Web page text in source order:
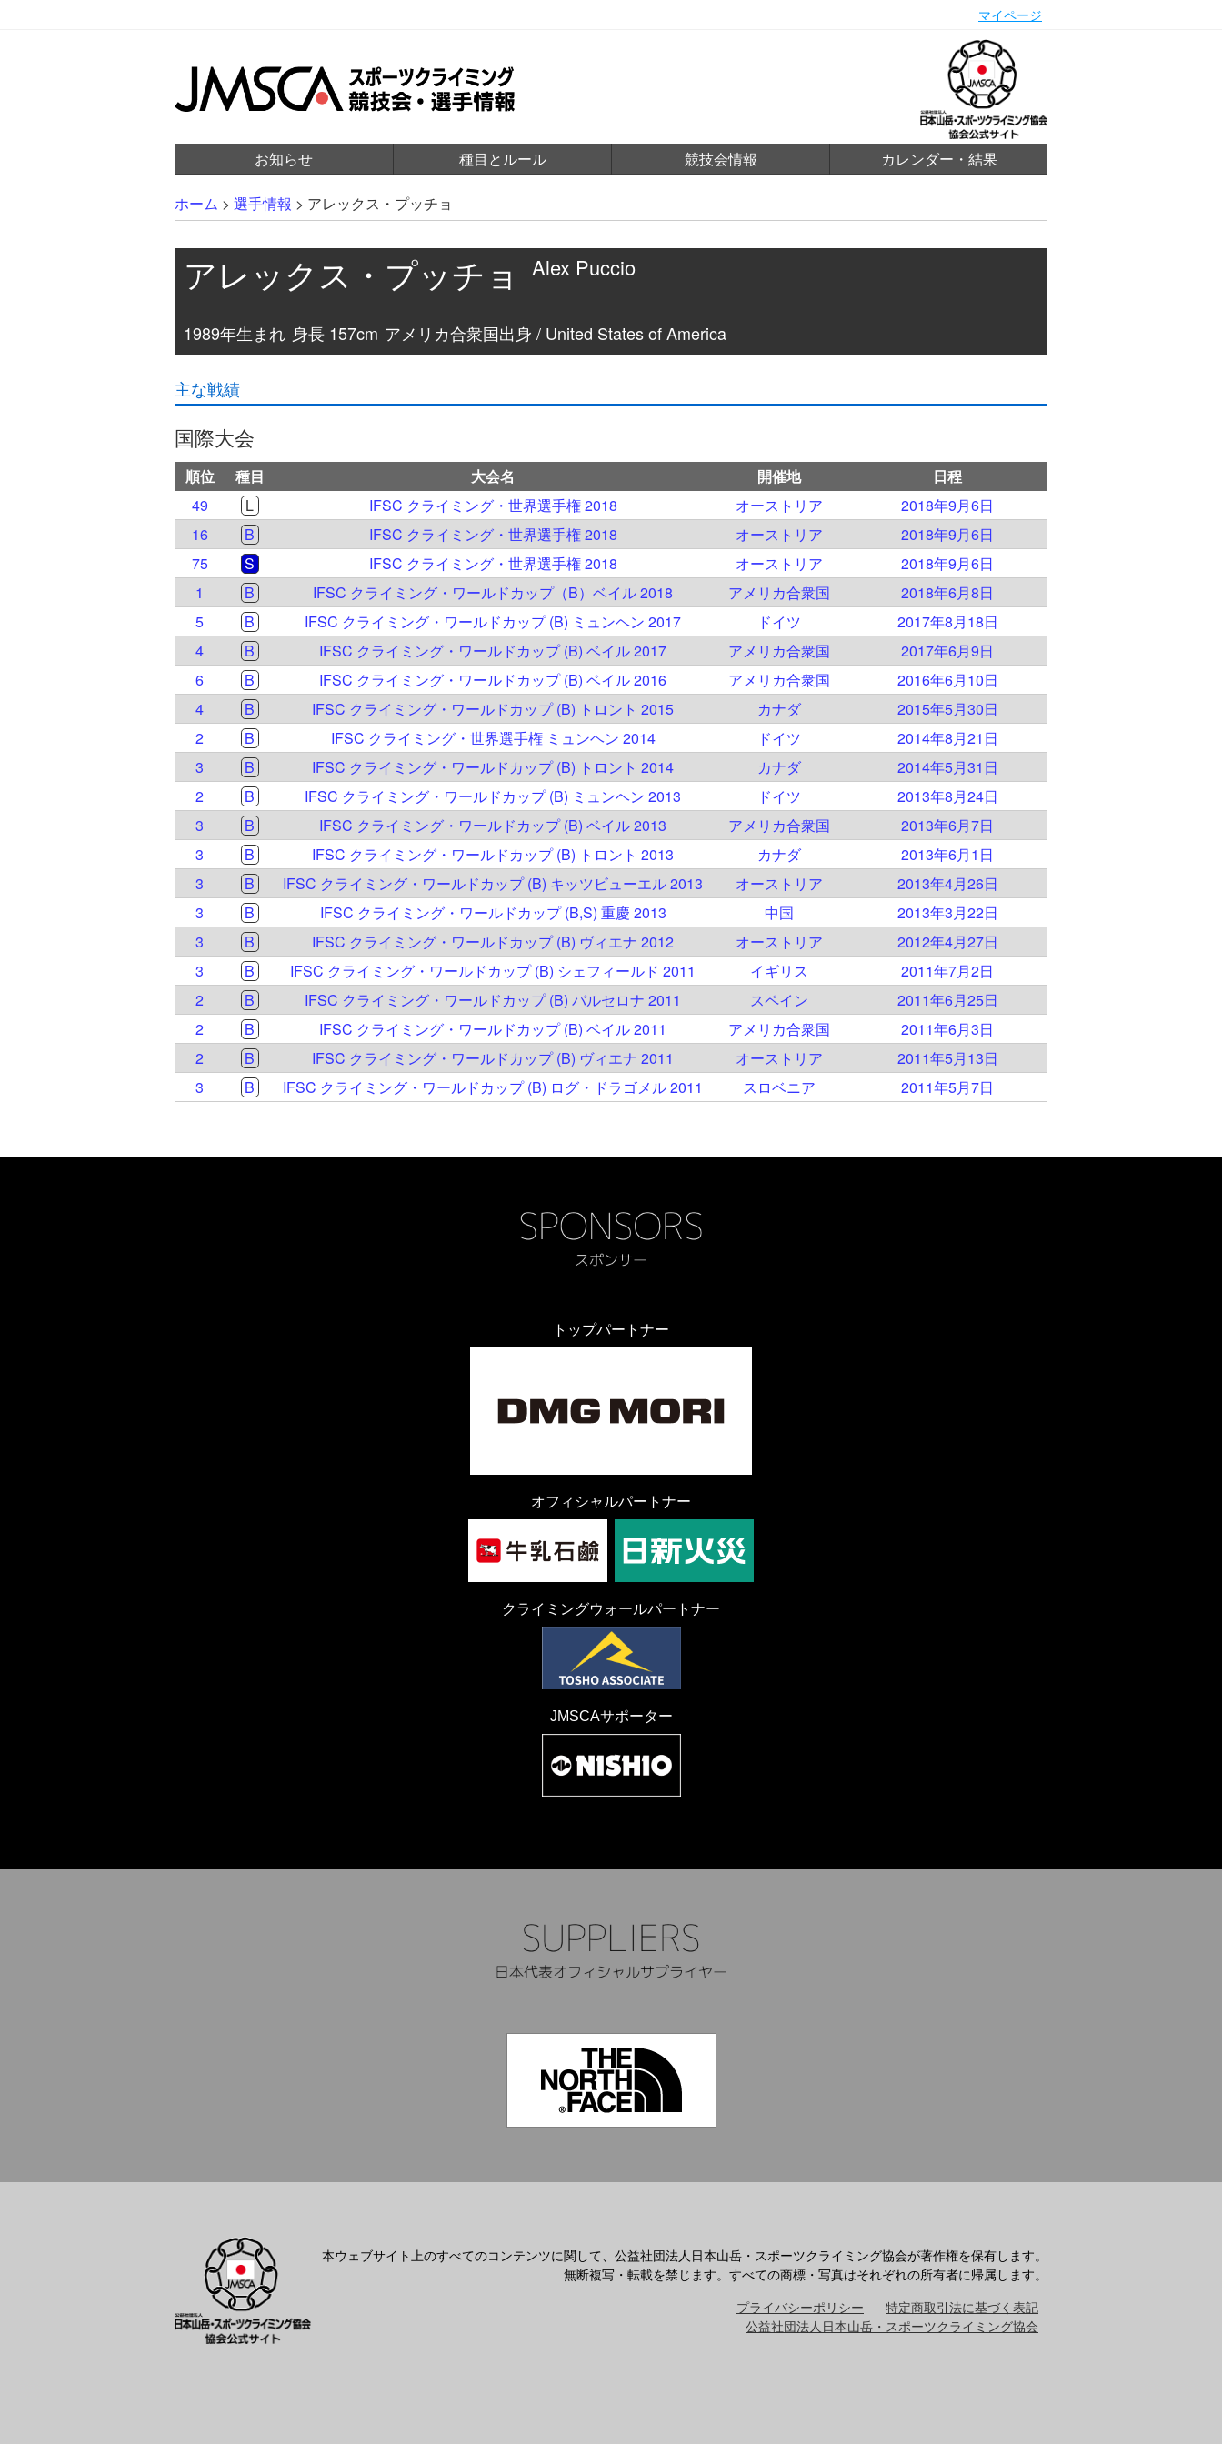
マイページ
お知らせ 種目とルール 競技会情報 カレンダー・結果
ホーム > 選手情報 > アレックス・プッチョ
アレックス・プッチョ Alex Puccio
1989年生まれ 身長 157cm アメリカ合衆国出身 / United States of America
主な戦績
国際大会
順位 種目 大会名 開催地
日程
49
L IFSC クライミング・世界選手権 2018 オーストリア
2018年9月6日
16
B IFSC クライミング・世界選手権 2018 オーストリア
2018年9月6日
75
S IFSC クライミング・世界選手権 2018 オーストリア
2018年9月6日
1
B IFSC クライミング・ワールドカップ（B）ベイル 2018 アメリカ合衆国
2018年6月8日
5
B IFSC クライミング・ワールドカップ (B) ミュンヘン 2017 ドイツ
2017年8月18日
4
B IFSC クライミング・ワールドカップ (B) ベイル 2017 アメリカ合衆国
2017年6月9日
6
B IFSC クライミング・ワールドカップ (B) ベイル 2016 アメリカ合衆国
2016年6月10日
4
B IFSC クライミング・ワールドカップ (B) トロント 2015 カナダ
2015年5月30日
2
B IFSC クライミング・世界選手権 ミュンヘン 2014 ドイツ
2014年8月21日
3
B IFSC クライミング・ワールドカップ (B) トロント 2014 カナダ
2014年5月31日
2
B IFSC クライミング・ワールドカップ (B) ミュンヘン 2013 ドイツ
2013年8月24日
3
B IFSC クライミング・ワールドカップ (B) ベイル 2013 アメリカ合衆国
2013年6月7日
3
B IFSC クライミング・ワールドカップ (B) トロント 2013 カナダ
2013年6月1日
3
B IFSC クライミング・ワールドカップ (B) キッツビューエル 2013 オーストリア
2013年4月26日
3
B IFSC クライミング・ワールドカップ (B,S) 重慶 2013 中国
2013年3月22日
3
B IFSC クライミング・ワールドカップ (B) ヴィエナ 2012 オーストリア
2012年4月27日
3
B IFSC クライミング・ワールドカップ (B) シェフィールド 2011 イギリス
2011年7月2日
2
B IFSC クライミング・ワールドカップ (B) バルセロナ 2011 スペイン
2011年6月25日
2
B IFSC クライミング・ワールドカップ (B) ベイル 2011 アメリカ合衆国
2011年6月3日
2
B IFSC クライミング・ワールドカップ (B) ヴィエナ 2011 オーストリア
2011年5月13日
3
B IFSC クライミング・ワールドカップ (B) ログ・ドラゴメル 2011 スロベニア 2011年5月7日
トップパートナー
オフィシャルパートナー
クライミングウォールパートナー
JMSCAサポーター
本ウェブサイト上のすべてのコンテンツに関して、公益社団法人日本山岳・スポーツクライミング協会が著作権を保有します。
無断複写・転載を禁じます。すべての商標・写真はそれぞれの所有者に帰属します。
プライバシーポリシー
特定商取引法に基づく表記
公益社団法人日本山岳・スポーツクライミング協会